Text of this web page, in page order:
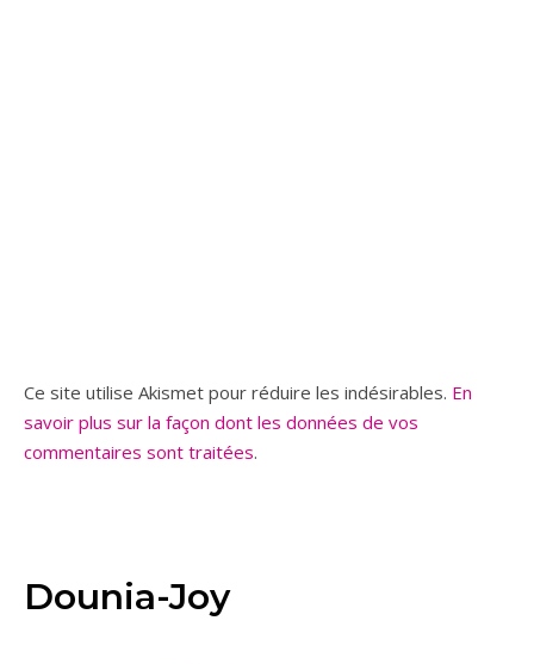
Ce site utilise Akismet pour réduire les indésirables. En
savoir plus sur la façon dont les données de vos
commentaires sont traitées.
Dounia-Joy